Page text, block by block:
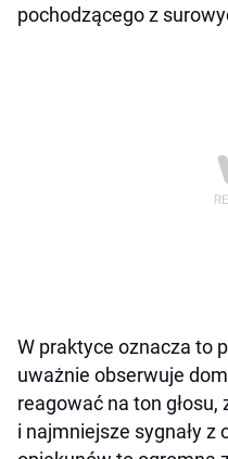
pochodzącego z
W praktyce oznacza to
uważnie obserwuje
reagować na ton
i najmniejsze sygnały z